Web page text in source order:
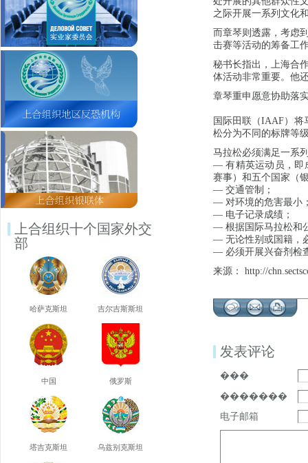
上合组织十个国家外交
部
哈萨克斯坦 吉尔吉斯斯坦
中国 俄罗斯
塔吉克斯坦 乌兹别克斯坦
之际开展一系列文化
而章琴则透露，考虑
击赛等活动的筹备工
秘书长指出，上海合
体活动非常重要。他
章琴重申愿意协助落
国际田联（IAAF）将
松分为不同的标牌等
马拉松必须满足一系
— 有精英运动员，即
赛事）和五个国家（
— 交通管制；
— 对环境的危害最小
— 电子记录成绩；
— 根据国际马拉松和
— 无论性别或国籍，
— 必须开展兴奋剂检
来源： http://
发表评论
���
�������
电子邮箱